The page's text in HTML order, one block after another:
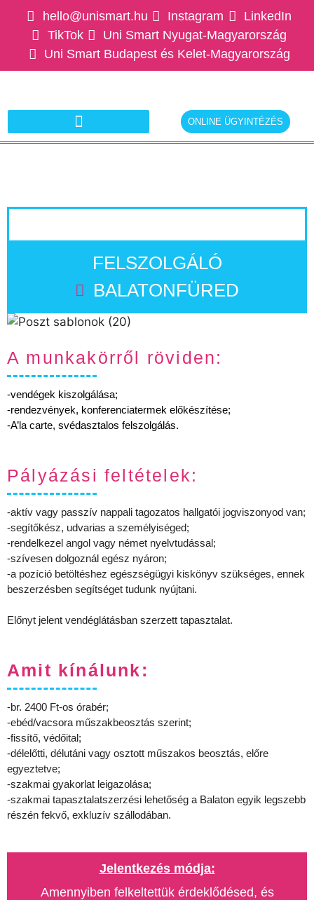
hello@unismart.hu Instagram
LinkedIn
TikTok
Uni Smart Nyugat-Magyarország
Uni Smart Budapest és Kelet-Magyarország
ONLINE ÜGYINTÉZÉS
FELSZOLGÁLÓ
BALATONFÜRED
A munkakörről röviden:
-vendégek kiszolgálása;
-rendezvények, konferenciatermek előkészítése;
-A’la carte, svédasztalos felszolgálás.
Pályázási feltételek:
-aktív vagy passzív nappali tagozatos hallgatói jogviszonyod van;
-segítőkész, udvarias a személyiséged;
-rendelkezel angol vagy német nyelvtudással;
-szívesen dolgoznál egész nyáron;
-a pozíció betöltéshez egészségügyi kiskönyv szükséges, ennek
beszerzésben segítséget tudunk nyújtani.
Előnyt jelent vendéglátásban szerzett tapasztalat.
Amit kínálunk:
-br. 2400 Ft-os órabér;
-ebéd/vacsora műszakbeosztás szerint;
-fissítő, védőital;
-délelőtti, délutáni vagy osztott műszakos beosztás, előre
egyeztetve;
-szakmai gyakorlat leigazolása;
-szakmai tapasztalatszerzési lehetőség a Balaton egyik legszebb
részén fekvő, exkluzív szállodában.
Jelentkezés módja:
Amennyiben felkeltettük érdeklődésed, és